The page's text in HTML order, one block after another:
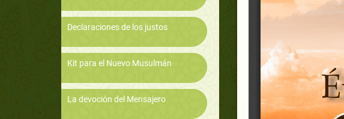
Declaraciones de los justos
Kit para el Nuevo Musulmán
La devoción del Mensajero